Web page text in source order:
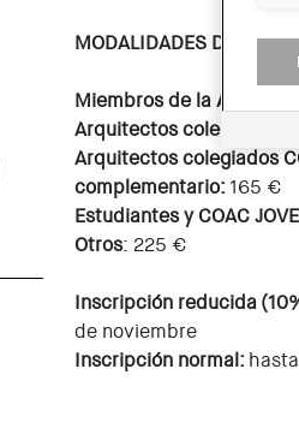
MODALIDADES DE
Miembros de la AADIPA:
Arquitectos colegiados
Arquitectos colegiados
complementario: 165 €
Estudiantes y COAC
Otros: 225 €
Inscripción reducida
de noviembre
Inscripción normal: